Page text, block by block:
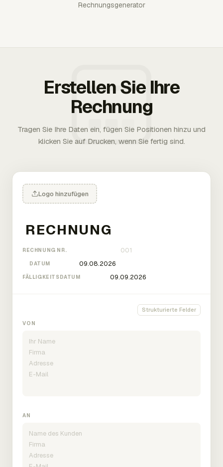
Rechnungsgenerator
Erstellen Sie Ihre
Rechnung
Tragen Sie Ihre Daten ein, fügen Sie Positionen hinzu und
klicken Sie auf Drucken, wenn Sie fertig sind.
Logo hinzufügen
RECHNUNG NR.
DATUM
FÄLLIGKEITSDATUM
Strukturierte Felder
VON
AN